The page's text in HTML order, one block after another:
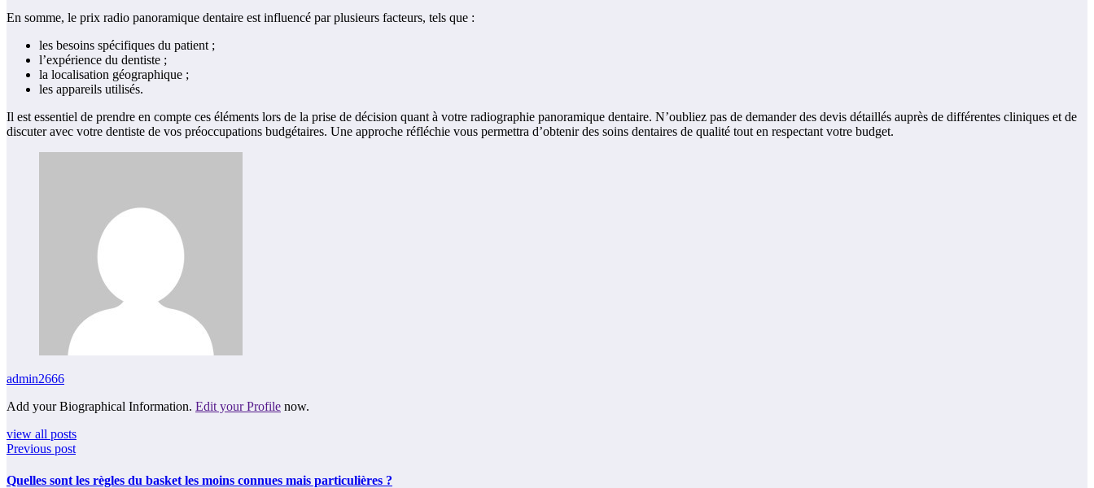
En somme, le prix radio panoramique dentaire est influencé par plusieurs facteurs, tels que :
les besoins spécifiques du patient ;
l’expérience du dentiste ;
la localisation géographique ;
les appareils utilisés.
Il est essentiel de prendre en compte ces éléments lors de la prise de décision quant à votre radiographie panoramique dentaire. N’oubliez pas de demander des devis détaillés auprès de différentes cliniques et de
discuter avec votre dentiste de vos préoccupations budgétaires. Une approche réfléchie vous permettra d’obtenir des soins dentaires de qualité tout en respectant votre budget.
admin2666
Add your Biographical Information. Edit your Profile now.
view all posts
Previous post
Quelles sont les règles du basket les moins connues mais particulières ?